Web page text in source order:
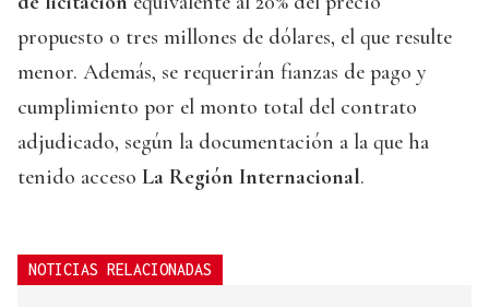
propuesto o tres millones de dólares, el que resulte
menor. Además, se requerirán fianzas de pago y
cumplimiento por el monto total del contrato
adjudicado, según la documentación a la que ha
tenido acceso La Región Internacional.
NOTICIAS RELACIONADAS